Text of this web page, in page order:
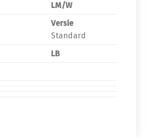
LM/W
Versie
Standard
LB